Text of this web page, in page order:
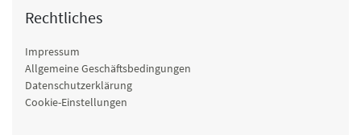
Rechtliches
Impressum
Allgemeine Geschäftsbedingungen
Datenschutzerklärung
Cookie-Einstellungen